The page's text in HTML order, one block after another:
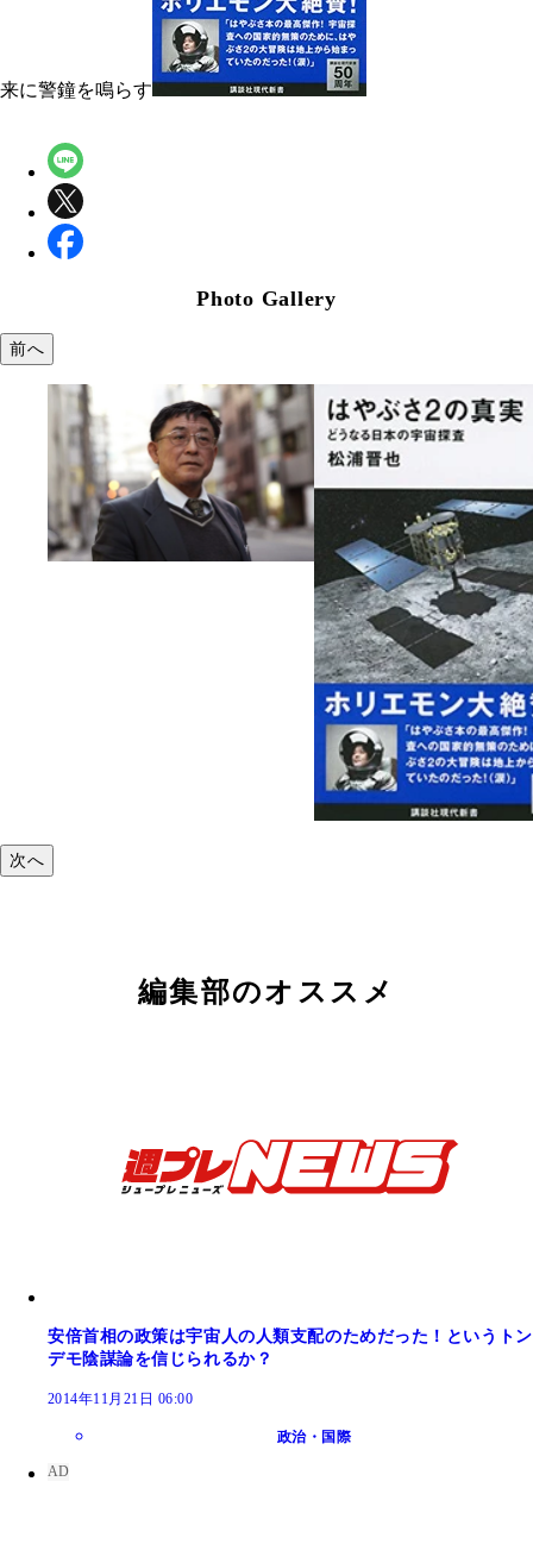
来に警鐘を鳴らす
Photo Gallery
前へ
次へ
編集部のオススメ
安倍首相の政策は宇宙人の人類支配のためだった！というトン
デモ陰謀論を信じられるか？
2014年11月21日 06:00
政治・国際